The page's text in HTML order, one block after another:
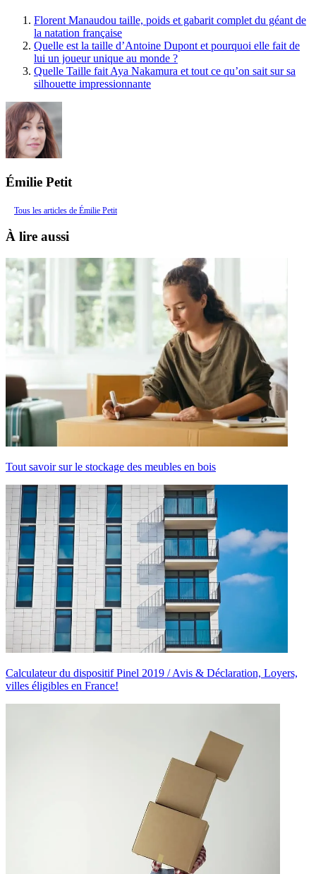
Florent Manaudou taille, poids et gabarit complet du géant de
la natation française
Quelle est la taille d’Antoine Dupont et pourquoi elle fait de
lui un joueur unique au monde ?
Quelle Taille fait Aya Nakamura et tout ce qu’on sait sur sa
silhouette impressionnante
Émilie Petit
Tous les articles de Émilie Petit
À lire aussi
Tout savoir sur le stockage des meubles en bois
Calculateur du dispositif Pinel 2019 / Avis & Déclaration, Loyers,
villes éligibles en France!